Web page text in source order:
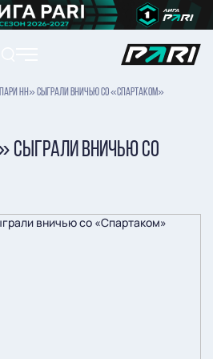
НН» СЫГРАЛИ ВНИЧЬЮ СО «СПАРТАКОМ»
СЫГРАЛИ ВНИЧЬЮ СО